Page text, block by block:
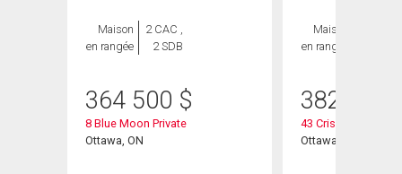
Maison
en rangée
2 CAC ,
2 SDB
364 500 $
8 Blue Moon Private
Ottawa, ON
Maison
en rangée
382 900
43 Crispin Private
Ottawa, ON